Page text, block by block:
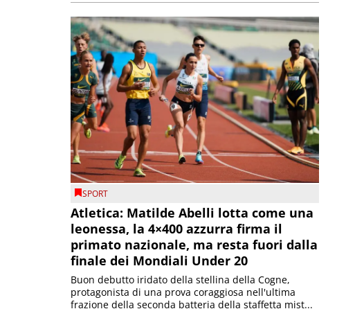
SPORT
Atletica: Matilde Abelli lotta come una
leonessa, la 4×400 azzurra firma il
primato nazionale, ma resta fuori dalla
finale dei Mondiali Under 20
Buon debutto iridato della stellina della Cogne,
protagonista di una prova coraggiosa nell'ultima
frazione della seconda batteria della staffetta mist...